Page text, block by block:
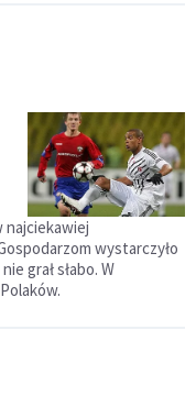
najciekawiej
wystarczyło
grał słabo. W